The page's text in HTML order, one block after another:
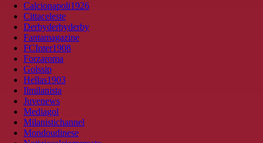
Calcionapoli1926
Cittaceleste
Derbyderbyderby
Fantamagazine
FCInter1908
Forzaroma
Golssip
Hellas1903
Ilmilanista
Juvenews
Mediagol
Milanistichannel
Mondoudinese